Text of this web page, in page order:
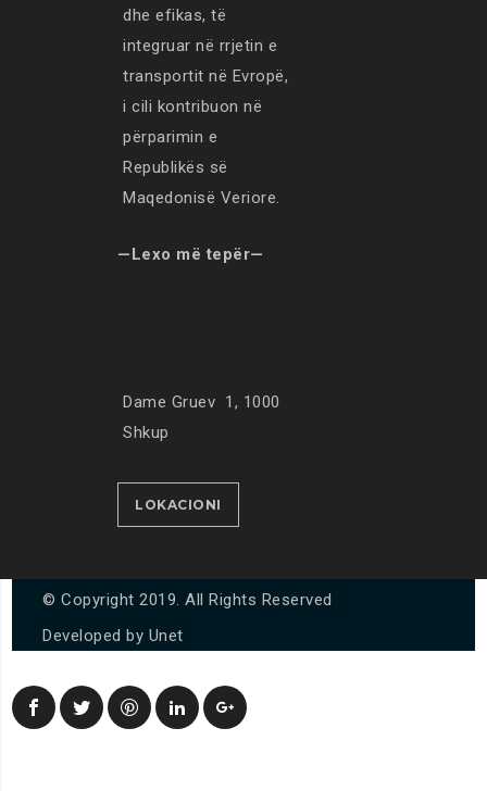
dhe efikas, të
integruar në rrjetin e
transportit në Evropë,
i cili kontribuon në
përparimin e
Republikës së
Maqedonisë Veriore.
—Lexo më tepër—
Dame Gruev 1, 1000
Shkup
LOKACIONI
© Copyright 2019. All Rights Reserved
Developed by Unet